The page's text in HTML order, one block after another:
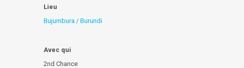
Lieu
Bujumbura / Burundi
Avec qui
2nd Chance